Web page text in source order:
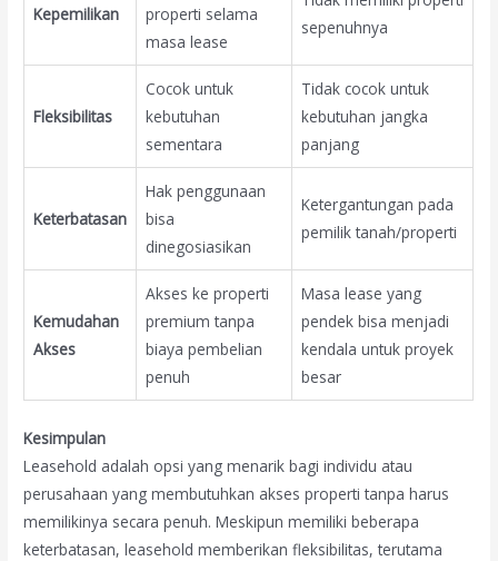
Kepemilikan
properti selama
masa lease
sepenuhnya
Fleksibilitas
Cocok untuk
kebutuhan
sementara
Tidak cocok untuk
kebutuhan jangka
panjang
Keterbatasan
Hak penggunaan
bisa
dinegosiasikan
Ketergantungan pada
pemilik tanah/properti
Kemudahan
Akses
Akses ke properti
premium tanpa
biaya pembelian
penuh
Masa lease yang
pendek bisa menjadi
kendala untuk proyek
besar
Kesimpulan
Leasehold adalah opsi yang menarik bagi individu atau
perusahaan yang membutuhkan akses properti tanpa harus
memilikinya secara penuh. Meskipun memiliki beberapa
keterbatasan, leasehold memberikan fleksibilitas, terutama